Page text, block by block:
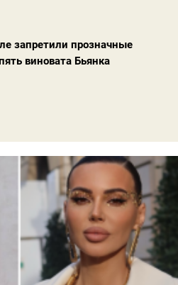
запретили прозначные
виновата Бьянка